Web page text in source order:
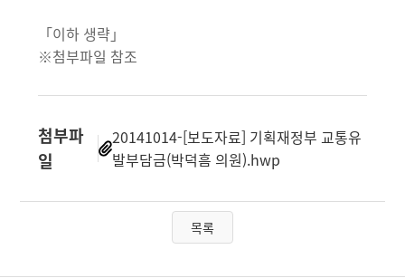
「이하 생략」
※첨부파일 참조
첨부파
일
20141014-[보도자료] 기획재정부 교통유
발부담금(박덕흠 의원).hwp
목록